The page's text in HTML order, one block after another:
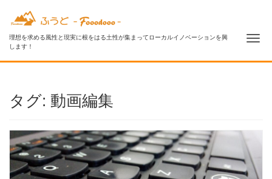
理想を求める風性と現実に根をはる土性が集まってローカルイノベーションを興
します！
タグ: 動画編集